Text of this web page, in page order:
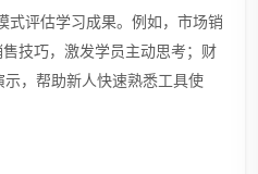
式评估学习成果。例如，市场销
技巧，激发学员主动思考；财
示，帮助新人快速熟悉工具使